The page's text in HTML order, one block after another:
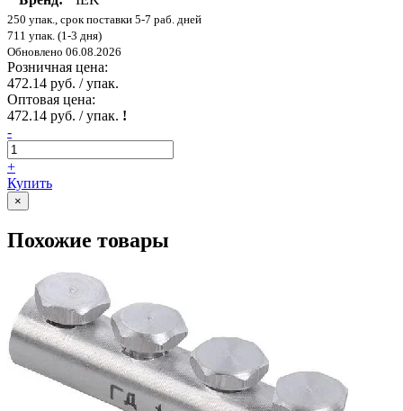
250 упак., срок поставки 5-7 раб. дней
711 упак. (1-3 дня)
Обновлено 06.08.2026
Розничная цена:
472.14 руб. / упак.
Оптовая цена:
472.14 руб. / упак. !
-
+
Купить
×
Похожие товары